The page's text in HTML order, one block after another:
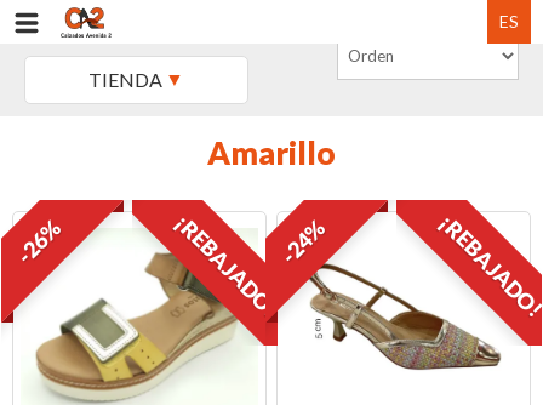
ES
TIENDA
Amarillo
¡REBAJADO!
-26% -24%